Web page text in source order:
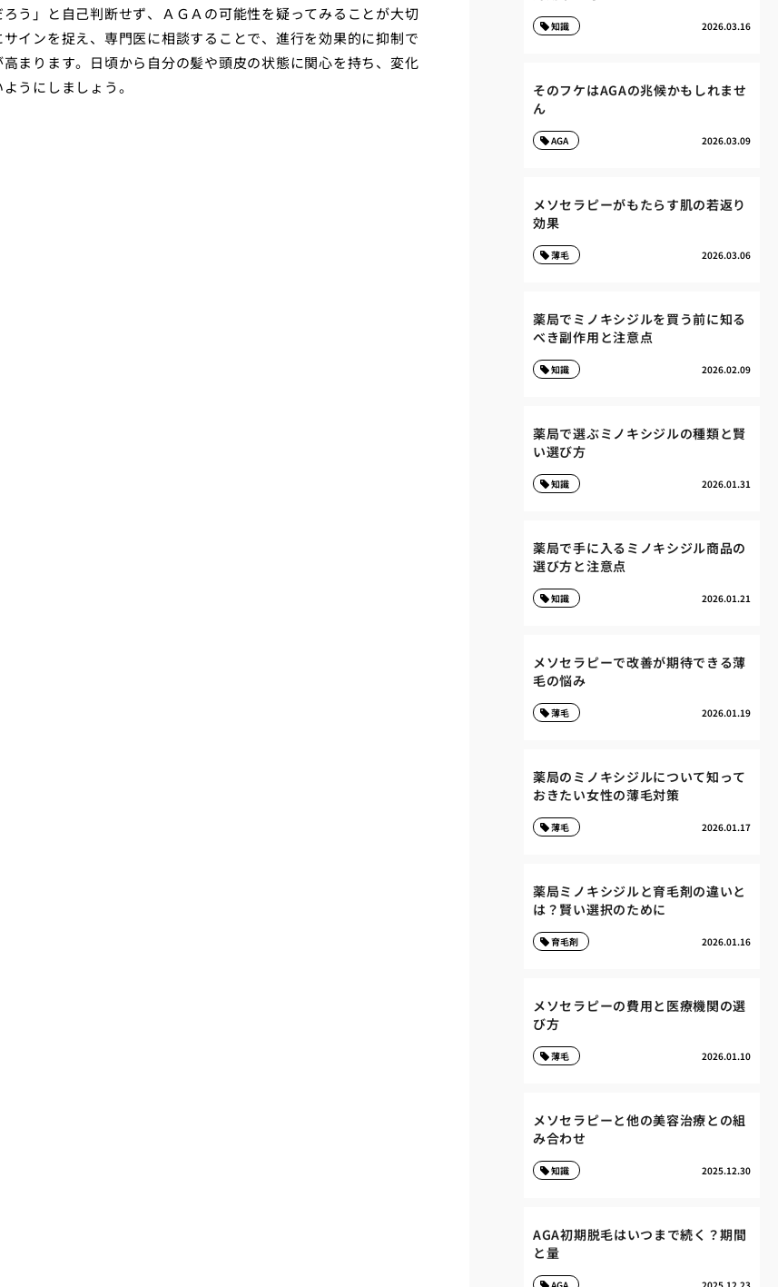
ろう」と自己判断せず、ＡＧＡの可能性を疑ってみることが大切
インを捉え、専門医に相談することで、進行を効果的に抑制で
高まります。日頃から自分の髪や頭皮の状態に関心を持ち、変化
うにしましょう。
2026.03.16
知識
そのフケはAGAの兆候かもしれませ
ん
2026.03.09
AGA
メソセラピーがもたらす肌の若返り
効果
2026.03.06
薄毛
薬局でミノキシジルを買う前に知る
べき副作用と注意点
2026.02.09
知識
薬局で選ぶミノキシジルの種類と賢
い選び方
2026.01.31
知識
薬局で手に入るミノキシジル商品の
選び方と注意点
2026.01.21
知識
メソセラピーで改善が期待できる薄
毛の悩み
2026.01.19
薄毛
薬局のミノキシジルについて知って
おきたい女性の薄毛対策
2026.01.17
薄毛
薬局ミノキシジルと育毛剤の違いと
は？賢い選択のために
2026.01.16
育毛剤
メソセラピーの費用と医療機関の選
び方
2026.01.10
薄毛
メソセラピーと他の美容治療との組
み合わせ
2025.12.30
知識
AGA初期脱毛はいつまで続く？期間
と量